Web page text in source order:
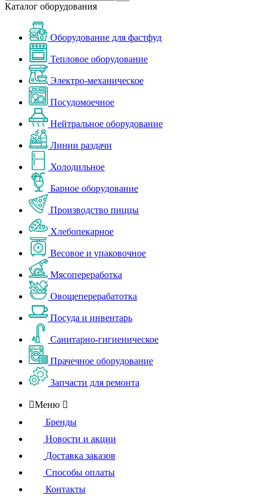
Каталог оборудования
Оборудование для фастфуд
Тепловое оборудование
Электро-механическое
Посудомоечное
Нейтральное оборудование
Линии раздачи
Холодильное
Барное оборудование
Производство пиццы
Хлебопекарное
Весовое и упаковочное
Мясопереработка
Овощеперерабатотка
Посуда и инвентарь
Санитарно-гигиеническое
Прачечное оборудование
Запчасти для ремонта
Меню 
Бренды
Новости и акции
Доставка заказов
Способы оплаты
Контакты